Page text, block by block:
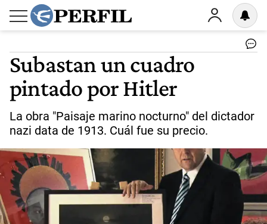
Subastan un cuadro
pintado por Hitler
La obra "Paisaje marino nocturno" del dictador
nazi data de 1913. Cuál fue su precio.